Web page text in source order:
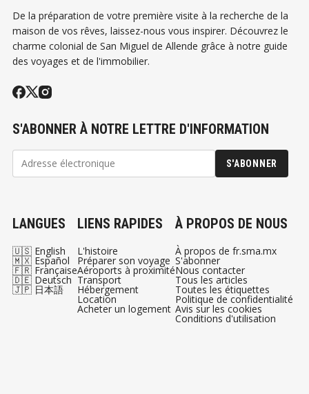
De la préparation de votre première visite à la recherche de la
maison de vos rêves, laissez-nous vous inspirer. Découvrez le
charme colonial de San Miguel de Allende grâce à notre guide
des voyages et de l'immobilier.
S'ABONNER À NOTRE LETTRE D'INFORMATION
S'ABONNER
LANGUES
🇺🇸 English
🇲🇽 Español
🇫🇷 Française
🇩🇪 Deutsch
🇯🇵 日本語
LIENS RAPIDES
L'histoire
Préparer son voyage
Aéroports à proximité
Transport
Hébergement
Location
Acheter un logement
À PROPOS DE NOUS
À propos de fr.sma.mx
S'abonner
Nous contacter
Tous les articles
Toutes les étiquettes
Politique de confidentialité
Avis sur les cookies
Conditions d'utilisation